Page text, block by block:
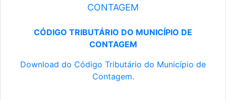
CONTAGEM
CÓDIGO TRIBUTÁRIO DO MUNICÍPIO DE
CONTAGEM
Download do Código Tributário do Município de
Contagem.